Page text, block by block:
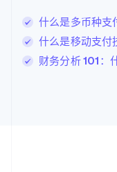
什么是多币种支
什么是移动支付
财务分析 101：
卢森堡
罗马尼亚
English